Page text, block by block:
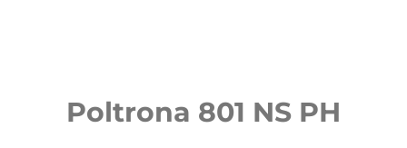
Poltrona 801 NS PH